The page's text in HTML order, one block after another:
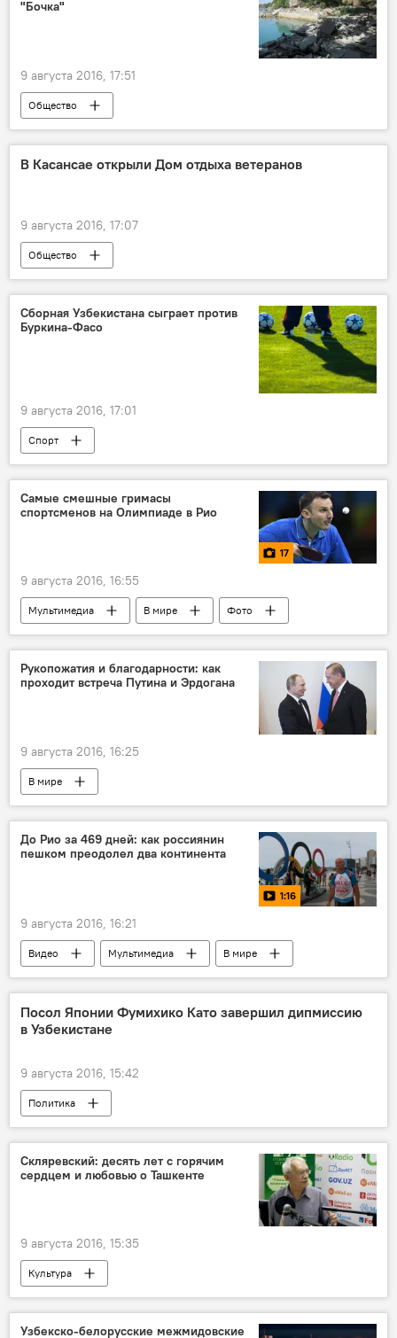
"Бочка"
9 августа 2016, 17:51
Общество
В Касансае открыли Дом отдыха ветеранов
9 августа 2016, 17:07
Общество
Сборная Узбекистана сыграет против
Буркина-Фасо
9 августа 2016, 17:01
Спорт
Самые смешные гримасы
спортсменов на Олимпиаде в Рио
17
9 августа 2016, 16:55
Мультимедиа В мире Фото
Рукопожатия и благодарности: как
проходит встреча Путина и Эрдогана
9 августа 2016, 16:25
В мире
До Рио за 469 дней: как россиянин
пешком преодолел два континента
1:16
9 августа 2016, 16:21
Видео Мультимедиа В мире
Посол Японии Фумихико Като завершил дипмиссию
в Узбекистане
9 августа 2016, 15:42
Политика
Скляревский: десять лет с горячим
сердцем и любовью о Ташкенте
9 августа 2016, 15:35
Культура
Узбекско-белорусские межмидовские